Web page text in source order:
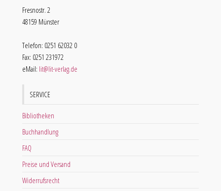
Fresnostr. 2
48159 Münster
Telefon: 0251 62032 0
Fax: 0251 231972
eMail: lit@lit-verlag.de
SERVICE
Bibliotheken
Buchhandlung
FAQ
Preise und Versand
Widerrufsrecht